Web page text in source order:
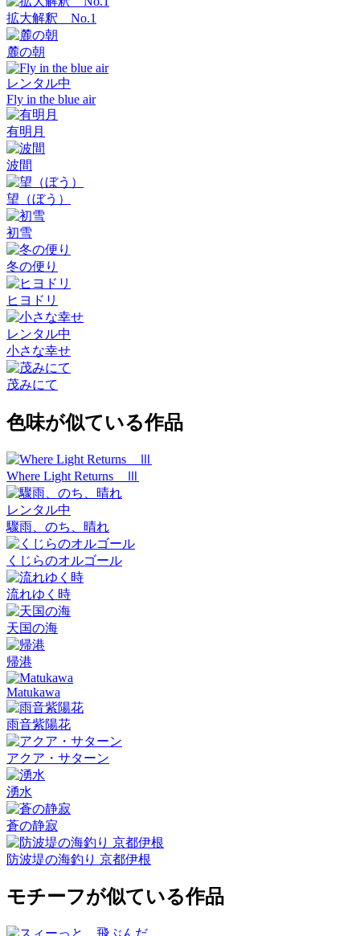
拡大解釈 No.1
麓の朝
レンタル中
Fly in the blue air
有明月
波間
望（ぼう）
初雪
冬の便り
ヒヨドリ
レンタル中
小さな幸せ
茂みにて
色味が似ている作品
Where Light Returns Ⅲ
レンタル中
驟雨、のち、晴れ
くじらのオルゴール
流れゆく時
天国の海
帰港
Matukawa
雨音紫陽花
アクア・サターン
湧水
蒼の静寂
防波堤の海釣り 京都伊根
モチーフが似ている作品